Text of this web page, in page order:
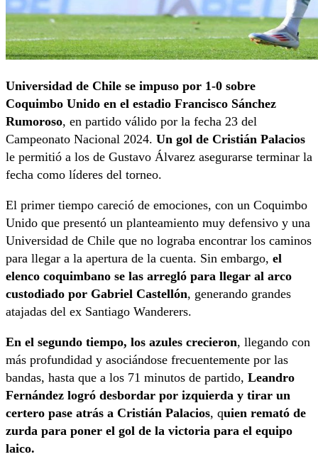
Universidad de Chile se impuso por 1-0 sobre
Coquimbo Unido en el estadio Francisco Sánchez
Rumoroso, en partido válido por la fecha 23 del
Campeonato Nacional 2024. Un gol de Cristián Palacios
le permitió a los de Gustavo Álvarez asegurarse terminar la
fecha como líderes del torneo.
El primer tiempo careció de emociones, con un Coquimbo
Unido que presentó un planteamiento muy defensivo y una
Universidad de Chile que no lograba encontrar los caminos
para llegar a la apertura de la cuenta. Sin embargo, el
elenco coquimbano se las arregló para llegar al arco
custodiado por Gabriel Castellón, generando grandes
atajadas del ex Santiago Wanderers.
En el segundo tiempo, los azules crecieron, llegando con
más profundidad y asociándose frecuentemente por las
bandas, hasta que a los 71 minutos de partido, Leandro
Fernández logró desbordar por izquierda y tirar un
certero pase atrás a Cristián Palacios, quien remató de
zurda para poner el gol de la victoria para el equipo
laico.